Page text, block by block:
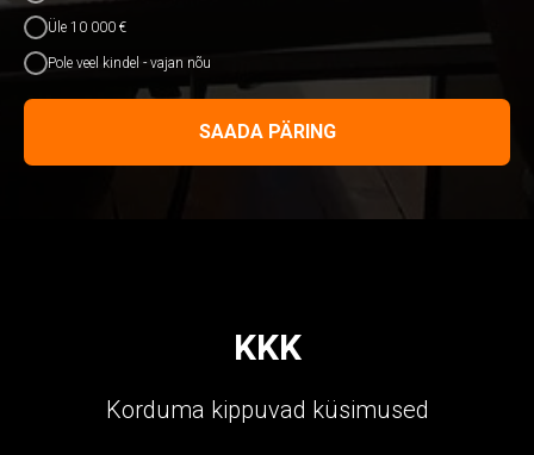
Üle 10 000 €
Pole veel kindel - vajan nõu
SAADA PÄRING
KKK
Korduma kippuvad küsimused